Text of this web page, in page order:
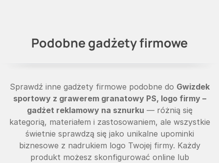
Podobne gadżety firmowe
Sprawdź inne gadżety firmowe podobne do Gwizdek
sportowy z grawerem granatowy PS, logo firmy –
gadżet reklamowy na sznurku — różnią się
kategorią, materiałem i zastosowaniem, ale wszystkie
świetnie sprawdzą się jako unikalne upominki
biznesowe z nadrukiem logo Twojej firmy. Każdy
produkt możesz skonfigurować online lub